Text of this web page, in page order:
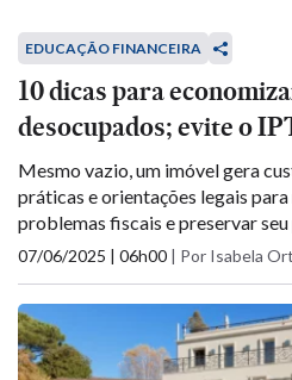
EDUCAÇÃO FINANCEIRA
10 dicas para
desocupados; evite o
Mesmo vazio, um imóvel gera
práticas e orientações legais
problemas fiscais e preservar
07/06/2025 | 06h00 | Por Isabela